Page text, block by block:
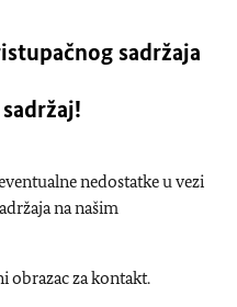
sadržaja
nedostatke u vezi
na našim
obrazac za kontakt.